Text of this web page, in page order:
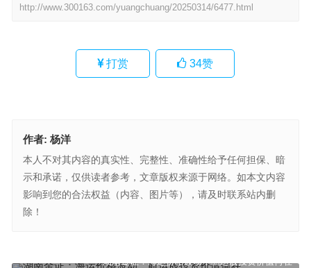
http://www.300163.com/yuangchuang/20250314/6477.html
打赏 34赞
作者: 杨洋
本人不对其内容的真实性、完整性、准确性给予任何担保、暗
示和承诺，仅供读者参考，文章版权来源于网络。如本文内容
影响到您的合法权益（内容、图片等），请及时联系站内删
除！
湖南金证：海运价格波动，航运股投资价值何在